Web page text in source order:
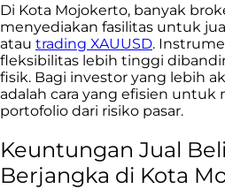
Di Kota Mojokerto, banyak
menyediakan fasilitas untuk
atau trading XAUUSD.
fleksibilitas lebih tinggi
fisik. Bagi investor yang lebih
adalah cara yang efisien untuk
portofolio dari risiko pasar.
Keuntungan Jual
Berjangka di Kota